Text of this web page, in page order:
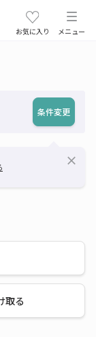
お気に入り メニュー
条件変更
close
取る